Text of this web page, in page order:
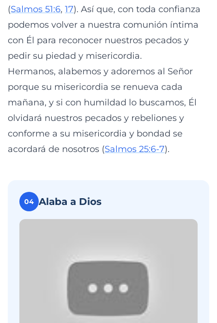
(Salmos 51:6, 17). Así que, con toda confianza
podemos volver a nuestra comunión íntima
con Él para reconocer nuestros pecados y
pedir su piedad y misericordia.
Hermanos, alabemos y adoremos al Señor
porque su misericordia se renueva cada
mañana, y si con humildad lo buscamos, Él
olvidará nuestros pecados y rebeliones y
conforme a su misericordia y bondad se
acordará de nosotros (Salmos 25:6-7).
04 Alaba a Dios